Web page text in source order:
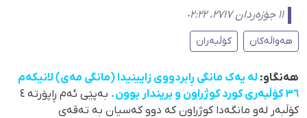
١١ جۆزەردان ٢٧١٧، ٠٢:٢٢
هەواڵەکان کۆڵبەران
هەنگاو: لە یەک مانگی ڕابردووی زایینیدا (مانگی مەی) لانیکەم
٣٦ کۆڵبەری کورد کوژراون و بریندار بوون.
بەپێی ئەم ڕاپۆرتە ٤
کۆڵبەر لەو مانگەدا کوژراون کە دوو کەسیان بە تەقەی